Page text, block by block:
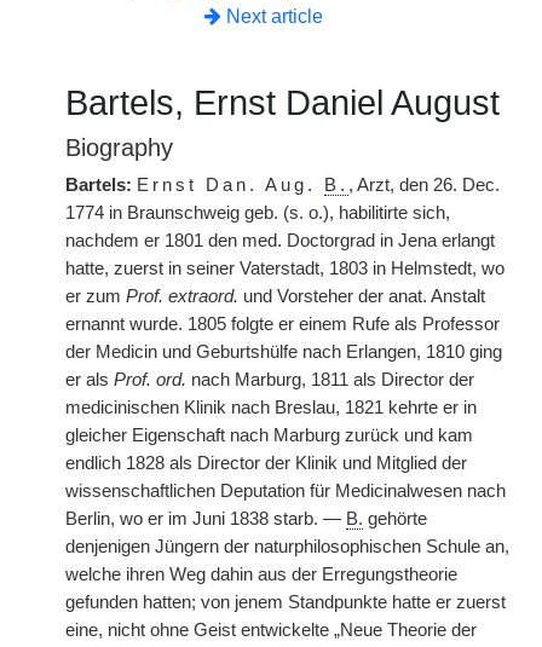
Next article
Bartels, Ernst Daniel August
Biography
Bartels: Ernst Dan. Aug. B. , Arzt, den 26. Dec.
1774 in Braunschweig geb. (s. o.), habilitirte sich,
nachdem er 1801 den med. Doctorgrad in Jena erlangt
hatte, zuerst in seiner Vaterstadt, 1803 in Helmstedt, wo
er zum Prof. extraord. und Vorsteher der anat. Anstalt
ernannt wurde. 1805 folgte er einem Rufe als Professor
der Medicin und Geburtshülfe nach Erlangen, 1810 ging
er als Prof. ord. nach Marburg, 1811 als Director der
medicinischen Klinik nach Breslau, 1821 kehrte er in
gleicher Eigenschaft nach Marburg zurück und kam
endlich 1828 als Director der Klinik und Mitglied der
wissenschaftlichen Deputation für Medicinalwesen nach
Berlin, wo er im Juni 1838 starb. — B. gehörte
denjenigen Jüngern der naturphilosophischen Schule an,
welche ihren Weg dahin aus der Erregungstheorie
gefunden hatten; von jenem Standpunkte hatte er zuerst
eine, nicht ohne Geist entwickelte „Neue Theorie der